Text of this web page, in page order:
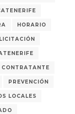
HORARIO
LICITACIÓN
CONTRATANTE
PREVENCIÓN
LOCALES